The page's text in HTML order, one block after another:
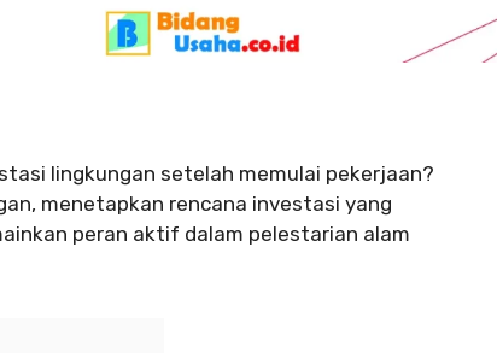
lingkungan setelah memulai pekerjaan?
menetapkan rencana investasi yang
peran aktif dalam pelestarian alam